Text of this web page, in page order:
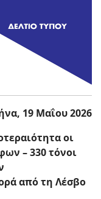
19 Μαΐου 2026
οι
– 330 τόνοι
από τη Λέσβο